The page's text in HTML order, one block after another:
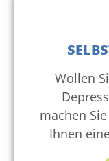
Wollen
machen
Ihnen